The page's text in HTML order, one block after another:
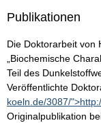
Publikationen
Die Doktorarbeit von
„Biochemische
Teil des
Veröffentlichte
koeln.de/3087/
Originalpublikation